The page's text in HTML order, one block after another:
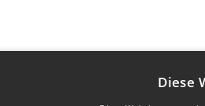
Diese